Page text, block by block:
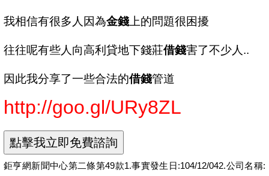
我相信有很多人因為金錢 上的問題很困擾
往往呢有些人向高利貸地下錢莊借錢害了不少人..
因此我分享了一些合法的借錢管道
http://goo.gl/URy8ZL
鉅亨網新聞中心第二條第49款1.事實發生日:104/12/042.公司名稱: